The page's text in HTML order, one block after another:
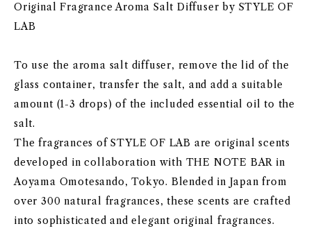
Original Fragrance Aroma Salt Diffuser by STYLE OF
LAB
To use the aroma salt diffuser, remove the lid of the
glass container, transfer the salt, and add a suitable
amount (1-3 drops) of the included essential oil to the
salt.
The fragrances of STYLE OF LAB are original scents
developed in collaboration with THE NOTE BAR in
Aoyama Omotesando, Tokyo. Blended in Japan from
over 300 natural fragrances, these scents are crafted
into sophisticated and elegant original fragrances.